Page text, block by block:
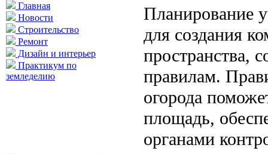
Главная
Новости
Строительство
Ремонт
Дизайн и интерьер
Практикум по
земледелию
Планирование
для создания
пространства,
правилам.
огорода
площадь,
органами